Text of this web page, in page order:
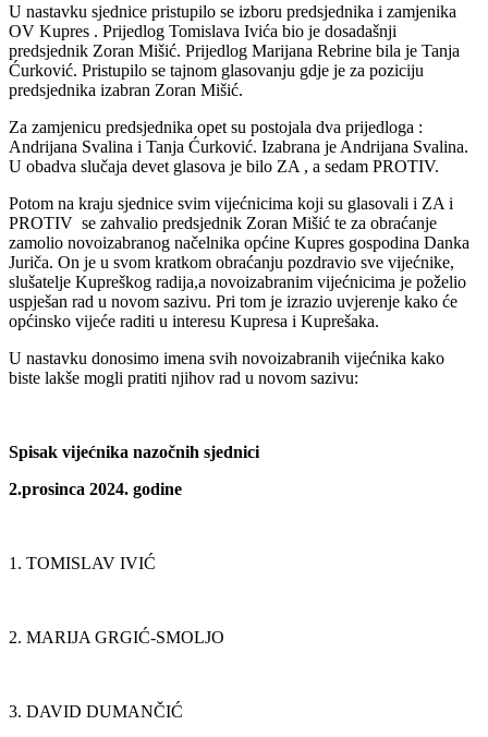
U nastavku sjednice pristupilo se izboru predsjednika i zamjenika
OV Kupres . Prijedlog Tomislava Ivića bio je dosadašnji
predsjednik Zoran Mišić. Prijedlog Marijana Rebrine bila je Tanja
Ćurković. Pristupilo se tajnom glasovanju gdje je za poziciju
predsjednika izabran Zoran Mišić.
Za zamjenicu predsjednika opet su postojala dva prijedloga :
Andrijana Svalina i Tanja Ćurković. Izabrana je Andrijana Svalina.
U obadva slučaja devet glasova je bilo ZA , a sedam PROTIV.
Potom na kraju sjednice svim vijećnicima koji su glasovali i ZA i
PROTIV se zahvalio predsjednik Zoran Mišić te za obraćanje
zamolio novoizabranog načelnika općine Kupres gospodina Danka
Juriča. On je u svom kratkom obraćanju pozdravio sve vijećnike,
slušatelje Kupreškog radija,a novoizabranim vijećnicima je poželio
uspješan rad u novom sazivu. Pri tom je izrazio uvjerenje kako će
općinsko vijeće raditi u interesu Kupresa i Kuprešaka.
U nastavku donosimo imena svih novoizabranih vijećnika kako
biste lakše mogli pratiti njihov rad u novom sazivu:
Spisak vijećnika nazočnih sjednici
2.prosinca 2024. godine
1. TOMISLAV IVIĆ
2. MARIJA GRGIĆ-SMOLJO
3. DAVID DUMANČIĆ